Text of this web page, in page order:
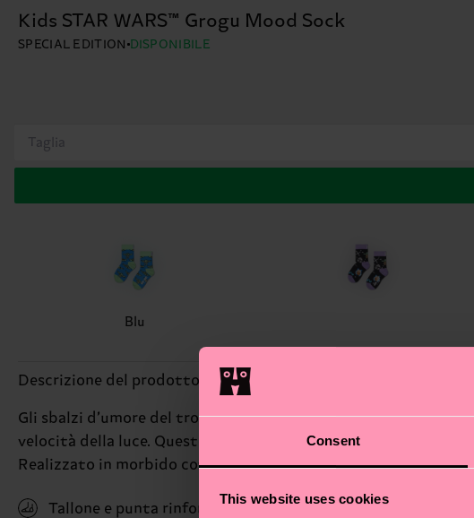
Consent
This website uses cookies
Kids STAR WARS™ Grogu Mood Sock
SPECIAL EDITION DISPONIBILE
Taglia
Blu
Descrizione del prodotto
Gli sbalzi d’umore del trovatello più amato della galassia
velocità della luce. Questo modello per bambini riprende lo
Realizzato in morbido cotone organico pettinato, traspirante
Tallone e punta rinforzati